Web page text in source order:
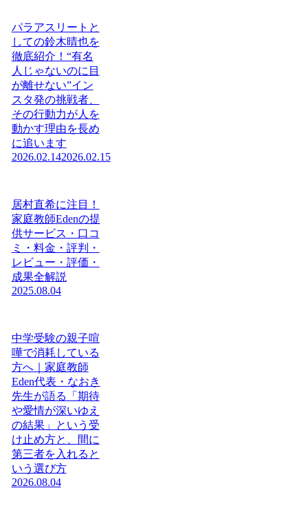
パラアスリートと
しての鈴木晴也を
徹底紹介！“有名
人じゃないのに目
が離せない”イン
スタ発の挑戦者、
その行動力が人を
動かす理由を長め
に追います
2026.02.142026.02.15
居村直希に注目！
家庭教師Edenの提
供サービス・口コ
ミ・料金・評判・
レビュー・評価・
成果全解説
2025.08.04
中学受験の親子喧
嘩で消耗している
方へ｜家庭教師
Eden代表・なおき
先生が語る「期待
や愛情が深いゆえ
の結果」という受
け止め方と、間に
第三者を入れると
いう選び方
2026.08.04